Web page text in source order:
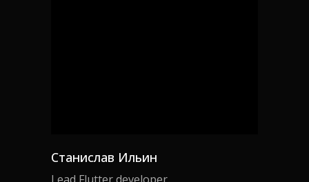
Станислав Ильин